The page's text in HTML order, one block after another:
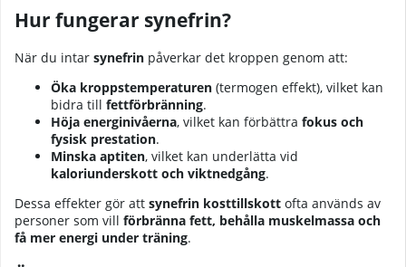
Hur fungerar synefrin?
När du intar synefrin påverkar det kroppen genom att:
Öka kroppstemperaturen (termogen effekt), vilket kan
bidra till fettförbränning.
Höja energinivåerna, vilket kan förbättra fokus och
fysisk prestation.
Minska aptiten, vilket kan underlätta vid
kaloriunderskott och viktnedgång.
Dessa effekter gör att synefrin kosttillskott ofta används av
personer som vill förbränna fett, behålla muskelmassa och
få mer energi under träning.